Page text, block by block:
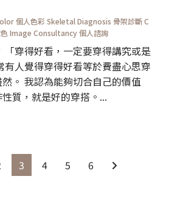
個人色彩 Skeletal Diagnosis 骨架診斷C
Image Consultancy 個人諮詢
「穿得好看，一定要穿得講究或是
有人覺得穿得好看等於費盡心思穿
。 我認為能夠切合自己的價值
質，就是好的穿搭。...
3 4 5 6